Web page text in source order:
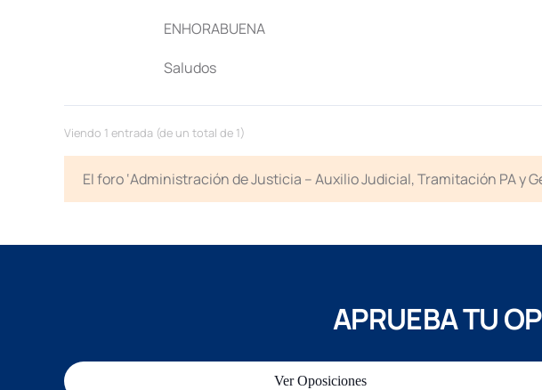
ENHORABUENA
Saludos
Viendo 1 entrada (de un total de 1)
El foro ‘Administración de Justicia – Auxilio Judicial, Tramitación PA y
APRUEBA TU
Ver Oposiciones